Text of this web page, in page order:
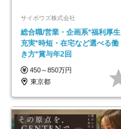
サイボウズ株式会社
総合職/営業・企画系*福利厚生
充実*時短・在宅など選べる働
き方*賞与年2回
450～850万円
東京都